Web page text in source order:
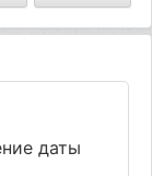
даты